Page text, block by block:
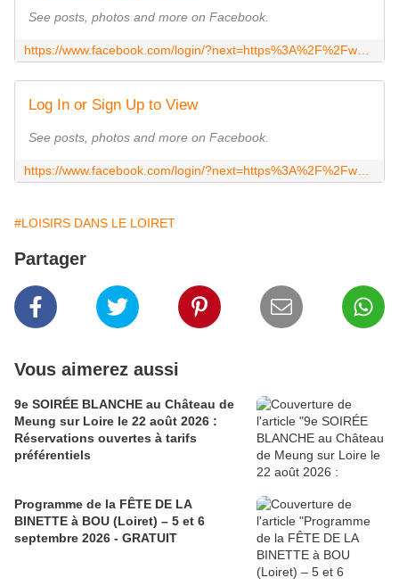
See posts, photos and more on Facebook.
Log In or Sign Up to View
See posts, photos and more on Facebook.
#LOISIRS DANS LE LOIRET
Partager
Vous aimerez aussi
9e SOIRÉE BLANCHE au Château de
Meung sur Loire le 22 août 2026 :
Réservations ouvertes à tarifs
préférentiels
Programme de la FÊTE DE LA
BINETTE à BOU (Loiret) – 5 et 6
septembre 2026 - GRATUIT